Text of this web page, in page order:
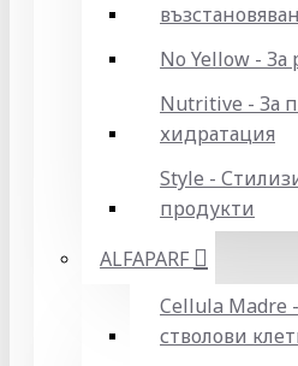
No Yellow - За
Nutritive - За
хидратация
Style -
продукти
ALFAPARF
Cellula Madre
стволови